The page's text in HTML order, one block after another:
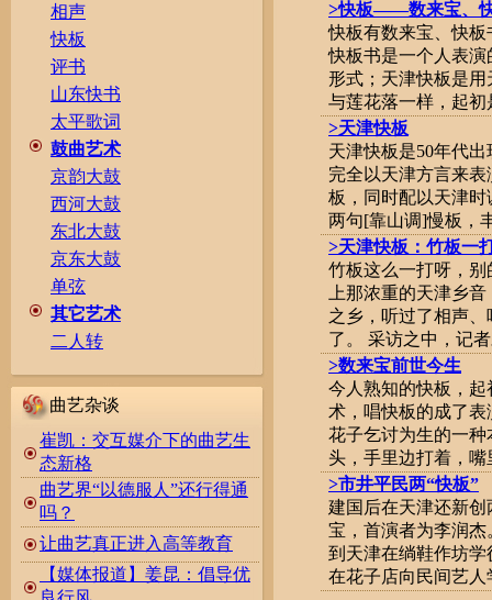
相声
快板
评书
山东快书
太平歌词
鼓曲艺术
京韵大鼓
西河大鼓
东北大鼓
京东大鼓
单弦
其它艺术
二人转
曲艺杂谈
崔凯：交互媒介下的曲艺生
态新格
曲艺界“以德服人”还行得通
吗？
让曲艺真正进入高等教育
【媒体报道】姜昆：倡导优
>快板——数来宝、
快板有数来宝、快
快板书是一个人表
形式；天津快板是
与莲花落一样，起初
>天津快板
天津快板是50年代
完全以天津方言来
板，同时配以天津
两句[靠山调]慢板，
>天津快板：竹板一
竹板这么一打呀，
上那浓重的天津乡
之乡，听过了相声
了。 采访之中，记
>数来宝前世今生
今人熟知的快板，
术，唱快板的成了
花子乞讨为生的一
头，手里边打着，嘴
>市井平民两“快板”
建国后在天津还新
宝，首演者为李润杰
到天津在绱鞋作坊
在花子店向民间艺人